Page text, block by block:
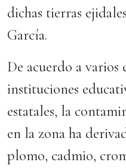
dichas tierras
García.
De acuerdo a varios
instituciones
estatales, la
en la zona ha
plomo, cadmio,